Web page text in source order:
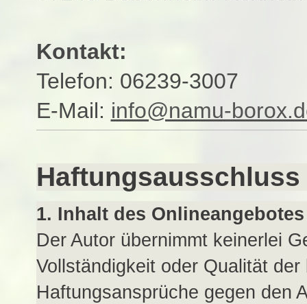
Kontakt:
Telefon: 06239-3007
E-Mail: info@namu-
Haftungsausschluss
1. Inhalt des Onlineangebotes
Der Autor übernimmt keinerlei
Vollständigkeit oder Qualität
Haftungsansprüche gegen den